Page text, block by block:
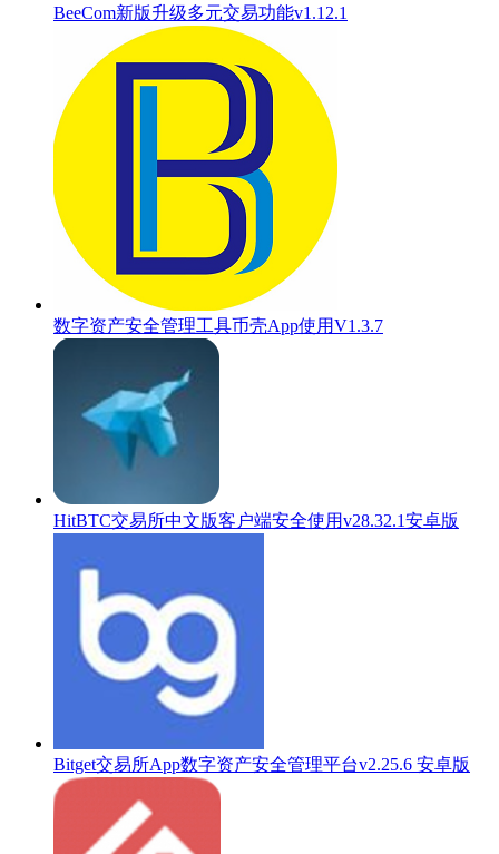
BeeCom新版升级多元交易功能v1.12.1
数字资产安全管理工具币壳App使用V1.3.7
HitBTC交易所中文版客户端安全使用v28.32.1安卓版
Bitget交易所App数字资产安全管理平台v2.25.6 安卓版